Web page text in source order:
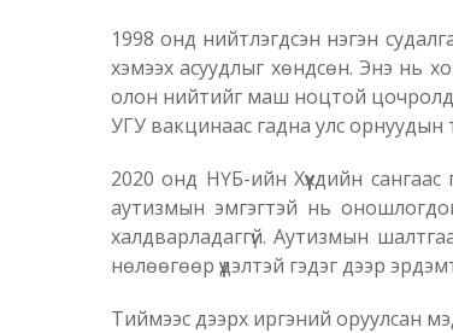
1998 онд нийтлэгдсэн нэгэн
хэмээх асуудлыг хөндсөн. Энэ нь
олон нийтийг маш ноцтой цочролд
УГУ вакцинаас гадна улс орнуудын
2020 онд НҮБ-ийн Хүүхдийн
аутизмын эмгэгтэй нь
халдварладаггүй. Аутизмын
нөлөөгөөр үүдэлтэй гэдэг дээр
Тиймээс дээрх иргэний оруулсан